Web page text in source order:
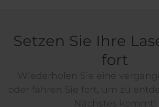
Setzen Sie Ihre
fort